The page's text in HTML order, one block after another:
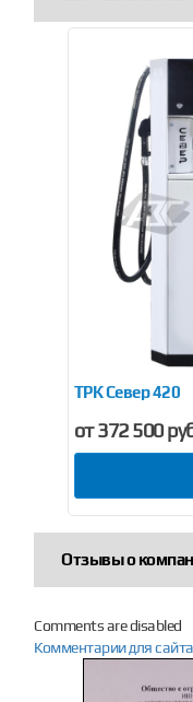
Previous
ТРК Север 420
от 372 500
Отзывы о
Comments are disabled
Комментарии для сайта